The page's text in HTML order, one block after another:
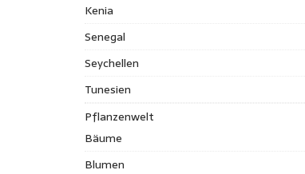
Kenia
Senegal
Seychellen
Tunesien
Pflanzenwelt
Bäume
Blumen